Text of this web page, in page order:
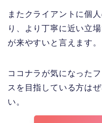
またクライアントに個
り、より丁寧に近い立
が来やすいと言えます。
ココナラが気になった
スを目指している方は
い。